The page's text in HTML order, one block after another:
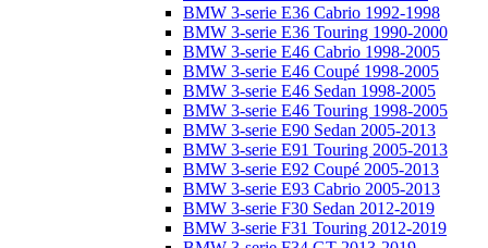
BMW 3-serie E36 Cabrio 1992-1998
BMW 3-serie E36 Touring 1990-2000
BMW 3-serie E46 Cabrio 1998-2005
BMW 3-serie E46 Coupé 1998-2005
BMW 3-serie E46 Sedan 1998-2005
BMW 3-serie E46 Touring 1998-2005
BMW 3-serie E90 Sedan 2005-2013
BMW 3-serie E91 Touring 2005-2013
BMW 3-serie E92 Coupé 2005-2013
BMW 3-serie E93 Cabrio 2005-2013
BMW 3-serie F30 Sedan 2012-2019
BMW 3-serie F31 Touring 2012-2019